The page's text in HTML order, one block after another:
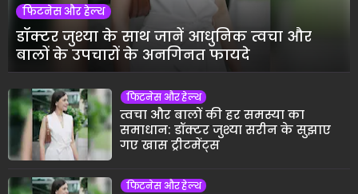
फिटनेस और हेल्थ
डॉक्टर जुश्या के साथ जानें आधुनिक त्वचा और
बालों के उपचारों के अनगिनत फायदे
फिटनेस और हेल्थ
त्वचा और बालों की हर समस्या का
समाधान: डॉक्टर जुश्या सरीन के सुझाए
गए खास ट्रीटमेंट्स
फिटनेस और हेल्थ